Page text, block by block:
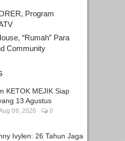
Program
“Rumah” Para
Community
KETOK MEJIK Siap
13 Agustus
09, 2026 0
Ivylen: 26 Tahun Jaga